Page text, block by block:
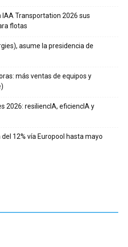
IAA Transportation 2026 sus
flotas
asume la presidencia de
más ventas de equipos y
2026: resiliencIA, eficiencIA y
del 12% vía Europool hasta mayo